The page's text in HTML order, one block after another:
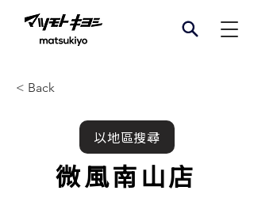
< Back
以地區搜尋
微風南山店